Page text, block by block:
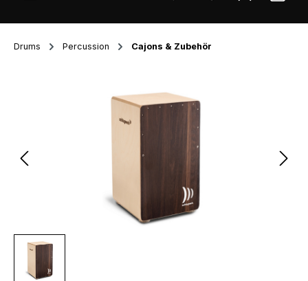
Drums Percussion Cajons & Zubehör